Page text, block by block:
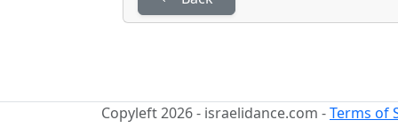
Copyleft 2026 - israelidance.com -Terms of